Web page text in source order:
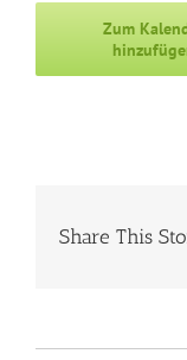
Zum
Share This